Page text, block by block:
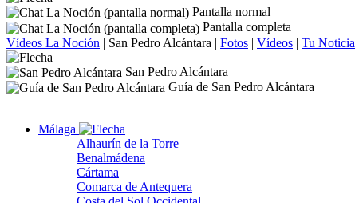
Pantalla normal
Pantalla completa
Vídeos La Noción | San Pedro Alcántara | Fotos | Vídeos | Tu Noticia
San Pedro Alcántara
Guía de San Pedro Alcántara
Málaga
Alhaurín de la Torre
Benalmádena
Cártama
Comarca de Antequera